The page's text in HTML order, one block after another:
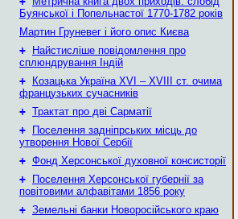
Буянської і Попельнастої 1770-1782 років
Мартин Груневег і його опис Києва
+
Найстисліше повідомлення про
сплюндрування Індій
+
Козацька Україна ХVІ – ХVІІІ ст. очима
французьких сучасників
+ Трактат про дві Сарматії
+
Поселення задніпрських місць до
утворення Нової Сербії
+ Фонд Херсонської духовної консисторії
+
Поселення Херсонської губернії за
повітовими алфавітами 1856 року
+ Земельні банки Новоросійського краю